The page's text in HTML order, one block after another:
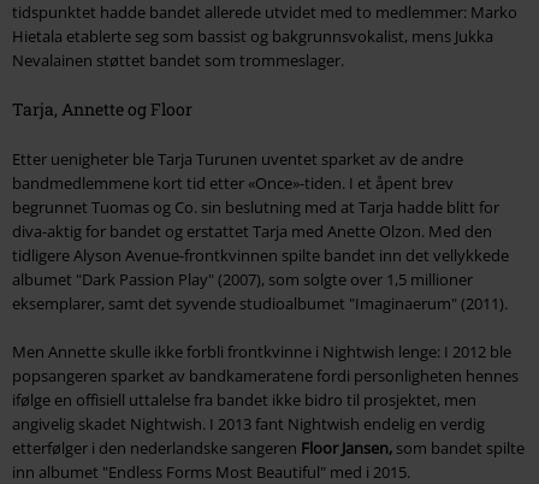
tidspunktet hadde bandet allerede utvidet med to medlemmer: Marko
Hietala etablerte seg som bassist og bakgrunnsvokalist, mens Jukka
Nevalainen støttet bandet som trommeslager.
Tarja, Annette og Floor
Etter uenigheter ble Tarja Turunen uventet sparket av de andre
bandmedlemmene kort tid etter «Once»-tiden. I et åpent brev
begrunnet Tuomas og Co. sin beslutning med at Tarja hadde blitt for
diva-aktig for bandet og erstattet Tarja med Anette Olzon. Med den
tidligere Alyson Avenue-frontkvinnen spilte bandet inn det vellykkede
albumet "Dark Passion Play" (2007), som solgte over 1,5 millioner
eksemplarer, samt det syvende studioalbumet "Imaginaerum" (2011).
Men Annette skulle ikke forbli frontkvinne i Nightwish lenge: I 2012 ble
popsangeren sparket av bandkameratene fordi personligheten hennes
ifølge en offisiell uttalelse fra bandet ikke bidro til prosjektet, men
angivelig skadet Nightwish. I 2013 fant Nightwish endelig en verdig
etterfølger i den nederlandske sangeren Floor Jansen, som bandet spilte
inn albumet "Endless Forms Most Beautiful" med i 2015.